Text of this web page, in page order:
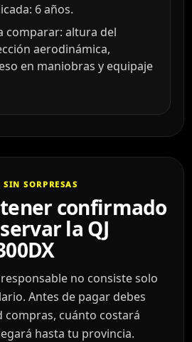
6 años.
comparar: altura del
aerodinámica,
en maniobras y equipaje
SORPRESAS
confirmado
la QJ
no consiste solo
Antes de pagar debes
compras, cuánto costará
hasta tu provincia.